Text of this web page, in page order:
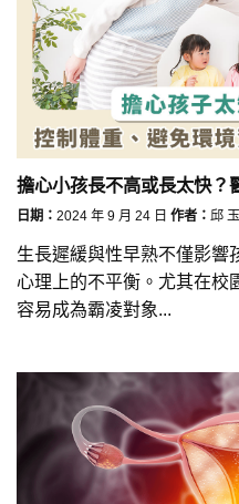
擔心小孩長不高或長太快？
日期： 2024 年 9 月 24 日 作者： 邱
生長遲緩與性早熟不僅影響
心理上的不平衡。尤其在校
容易成為霸凌對象...